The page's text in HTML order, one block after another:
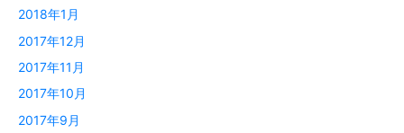
2018年1月
2017年12月
2017年11月
2017年10月
2017年9月